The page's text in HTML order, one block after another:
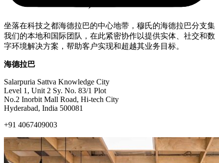
坐落在科技之都海德拉巴的中心地带，穆氏的海德拉巴分支集
我们的本地和国际团队，在此紧密协作以提供实体、社交和数
字环境解决方案，帮助客户实现和超越其业务目标。
海德拉巴
Salarpuria Sattva Knowledge City
Level 1, Unit 2 Sy. No. 83/1 Plot
No.2 Inorbit Mall Road, Hi-tech City
Hyderabad, India 500081
+91 4067409003